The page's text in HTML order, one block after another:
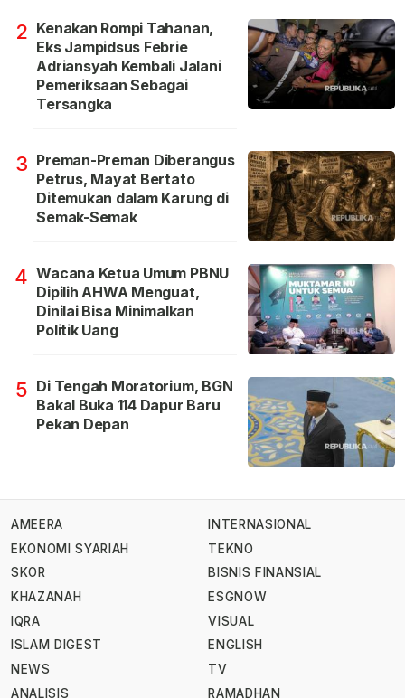
2 Kenakan Rompi Tahanan,
Eks Jampidsus Febrie
Adriansyah Kembali Jalani
Pemeriksaan Sebagai
Tersangka
3 Preman-Preman Diberangus
Petrus, Mayat Bertato
Ditemukan dalam Karung di
Semak-Semak
4 Wacana Ketua Umum PBNU
Dipilih AHWA Menguat,
Dinilai Bisa Minimalkan
Politik Uang
5 Di Tengah Moratorium, BGN
Bakal Buka 114 Dapur Baru
Pekan Depan
AMEERA
EKONOMI SYARIAH
SKOR
KHAZANAH
IQRA
ISLAM DIGEST
NEWS
ANALISIS
INTERNASIONAL
TEKNO
BISNIS FINANSIAL
ESGNOW
VISUAL
ENGLISH
TV
RAMADHAN